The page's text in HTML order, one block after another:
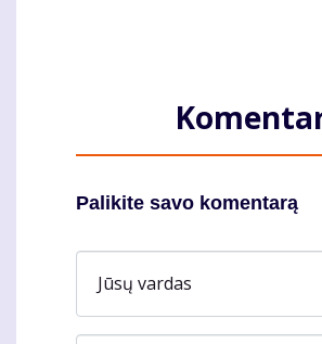
Palikite savo komentarą
Jūsų vardas